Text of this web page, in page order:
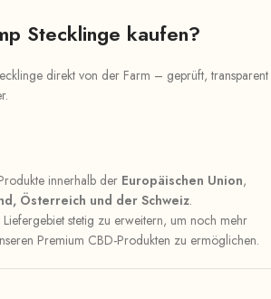
Stecklinge kaufen?
direkt von der Farm – geprüft, transparent
innerhalb der Europäischen Union,
Österreich und der Schweiz.
stetig zu erweitern, um noch mehr
Premium CBD-Produkten zu ermöglichen.